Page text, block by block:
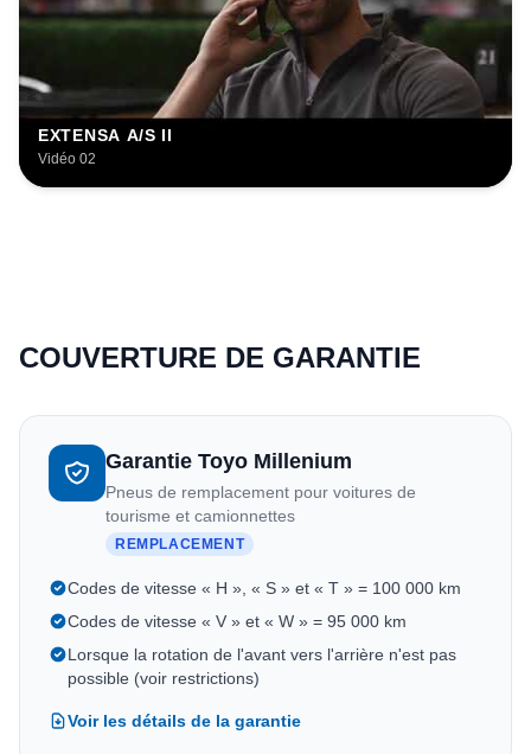
EXTENSA A/S II
Vidéo 02
COUVERTURE DE GARANTIE
Garantie Toyo Millenium
Pneus de remplacement pour voitures de
tourisme et camionnettes
REMPLACEMENT
Codes de vitesse « H », « S » et « T » = 100 000 km
Codes de vitesse « V » et « W » = 95 000 km
Lorsque la rotation de l'avant vers l'arrière n'est pas
possible (voir restrictions)
Voir les détails de la garantie